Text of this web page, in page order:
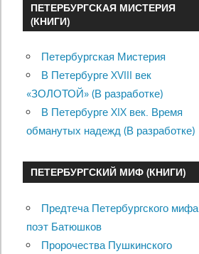
ПЕТЕРБУРГСКАЯ МИСТЕРИЯ
(КНИГИ)
Петербургская Мистерия
В Петербурге XVIII век
«ЗОЛОТОЙ» (В разработке)
В Петербурге XIX век. Время
обманутых надежд (В разработке)
ПЕТЕРБУРГСКИЙ МИФ (КНИГИ)
Предтеча Петербургского мифа
поэт Батюшков
Пророчества Пушкинского